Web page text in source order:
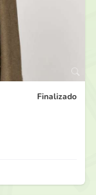
Finalizado